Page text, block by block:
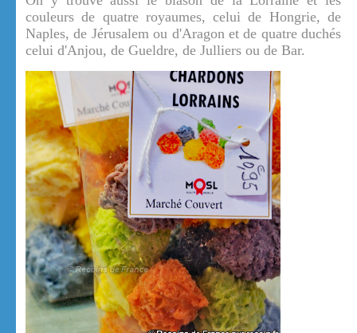
couleurs de quatre royaumes, celui de Hongrie, de
Naples, de Jérusalem ou d'Aragon et de quatre duchés
celui d'Anjou, de Gueldre, de Julliers ou de Bar.